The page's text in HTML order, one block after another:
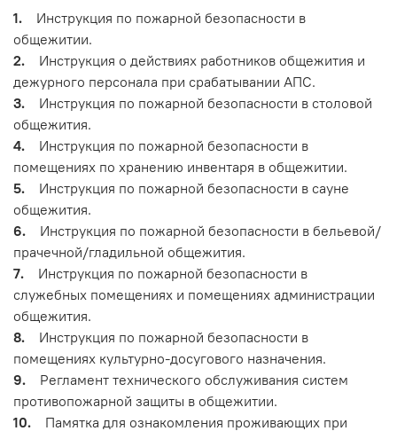
1. Инструкция по пожарной безопасности в
общежитии.
2. Инструкция о действиях работников общежития и
дежурного персонала при срабатывании АПС.
3. Инструкция по пожарной безопасности в столовой
общежития.
4. Инструкция по пожарной безопасности в
помещениях по хранению инвентаря в общежитии.
5. Инструкция по пожарной безопасности в сауне
общежития.
6. Инструкция по пожарной безопасности в бельевой/
прачечной/гладильной общежития.
7. Инструкция по пожарной безопасности в
служебных помещениях и помещениях администрации
общежития.
8. Инструкция по пожарной безопасности в
помещениях культурно-досугового назначения.
9. Регламент технического обслуживания систем
противопожарной защиты в общежитии.
10. Памятка для ознакомления проживающих при